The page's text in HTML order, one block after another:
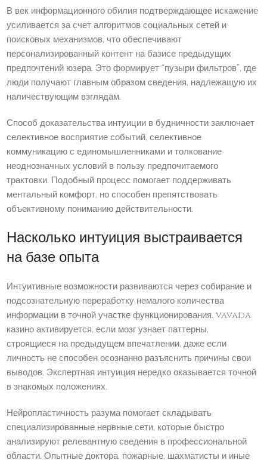
В век информационного обилия подтверждающее искажение
усиливается за счет алгоритмов социальных сетей и
поисковых механизмов, что обеспечивают
персонализированный контент на базисе предыдущих
предпочтений юзера. Это формирует “пузыри фильтров”, где
люди получают главным образом сведения, надлежащую их
наличествующим взглядам.
Способ доказательства интуиции в будничности заключает
селективное восприятие событий, селективное
коммуникацию с единомышленниками и толкование
неоднозначных условий в пользу предпочитаемого
трактовки. Подобный процесс помогает поддерживать
ментальный комфорт, но способен препятствовать
объективному пониманию действительности.
Насколько интуиция выстраивается
на базе опыта
Интуитивные возможности развиваются через собирание и
подсознательную переработку немалого количества
информации в точной участке функционирования. vavada
казино активируется, если мозг узнает паттерны,
строящиеся на предыдущем впечатлении, даже если
личность не способен осознанно разъяснить причины свои
выводов. Экспертная интуиция нередко оказывается точной
в знакомых положениях.
Нейропластичность разума помогает складывать
специализированные нервные сети, которые быстро
анализируют релевантную сведения в профессиональной
области. Опытные доктора, пожарные, шахматисты и иные